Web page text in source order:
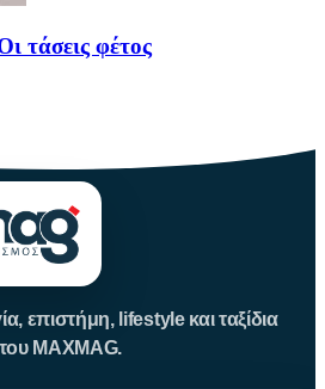
τάσεις φέτος
επιστήμη, lifestyle και ταξίδια
MAXMAG.